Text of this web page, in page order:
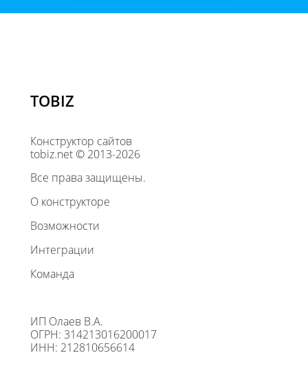
TOBIZ
Конструктор сайтов
tobiz.net © 2013-2026
Все права защищены.
О конструкторе
Возможности
Интеграции
Команда
ИП Олаев В.А.
ОГРН: 314213016200017
ИНН: 212810656614